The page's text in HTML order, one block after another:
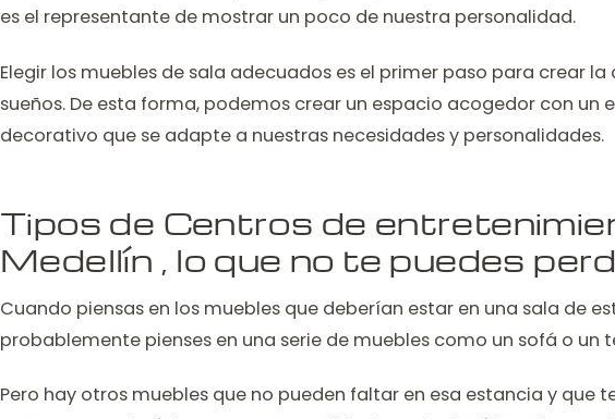
es el representante de mostrar un poco de nuestra personalidad.
Elegir los muebles de sala adecuados es el primer paso para crear la
sueños. De esta forma, podemos crear un espacio acogedor con un
decorativo que se adapte a nuestras necesidades y personalidades.
Tipos de Centros de
Medellín , lo que no te puedes
Cuando piensas en los muebles que deberían estar en una sala de
probablemente pienses en una serie de muebles como un sofá o un
Pero hay otros muebles que no pueden faltar en esa estancia y que